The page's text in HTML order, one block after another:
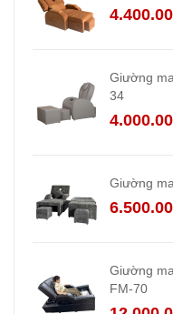
Giường
34
Giường
Giường
FM-70